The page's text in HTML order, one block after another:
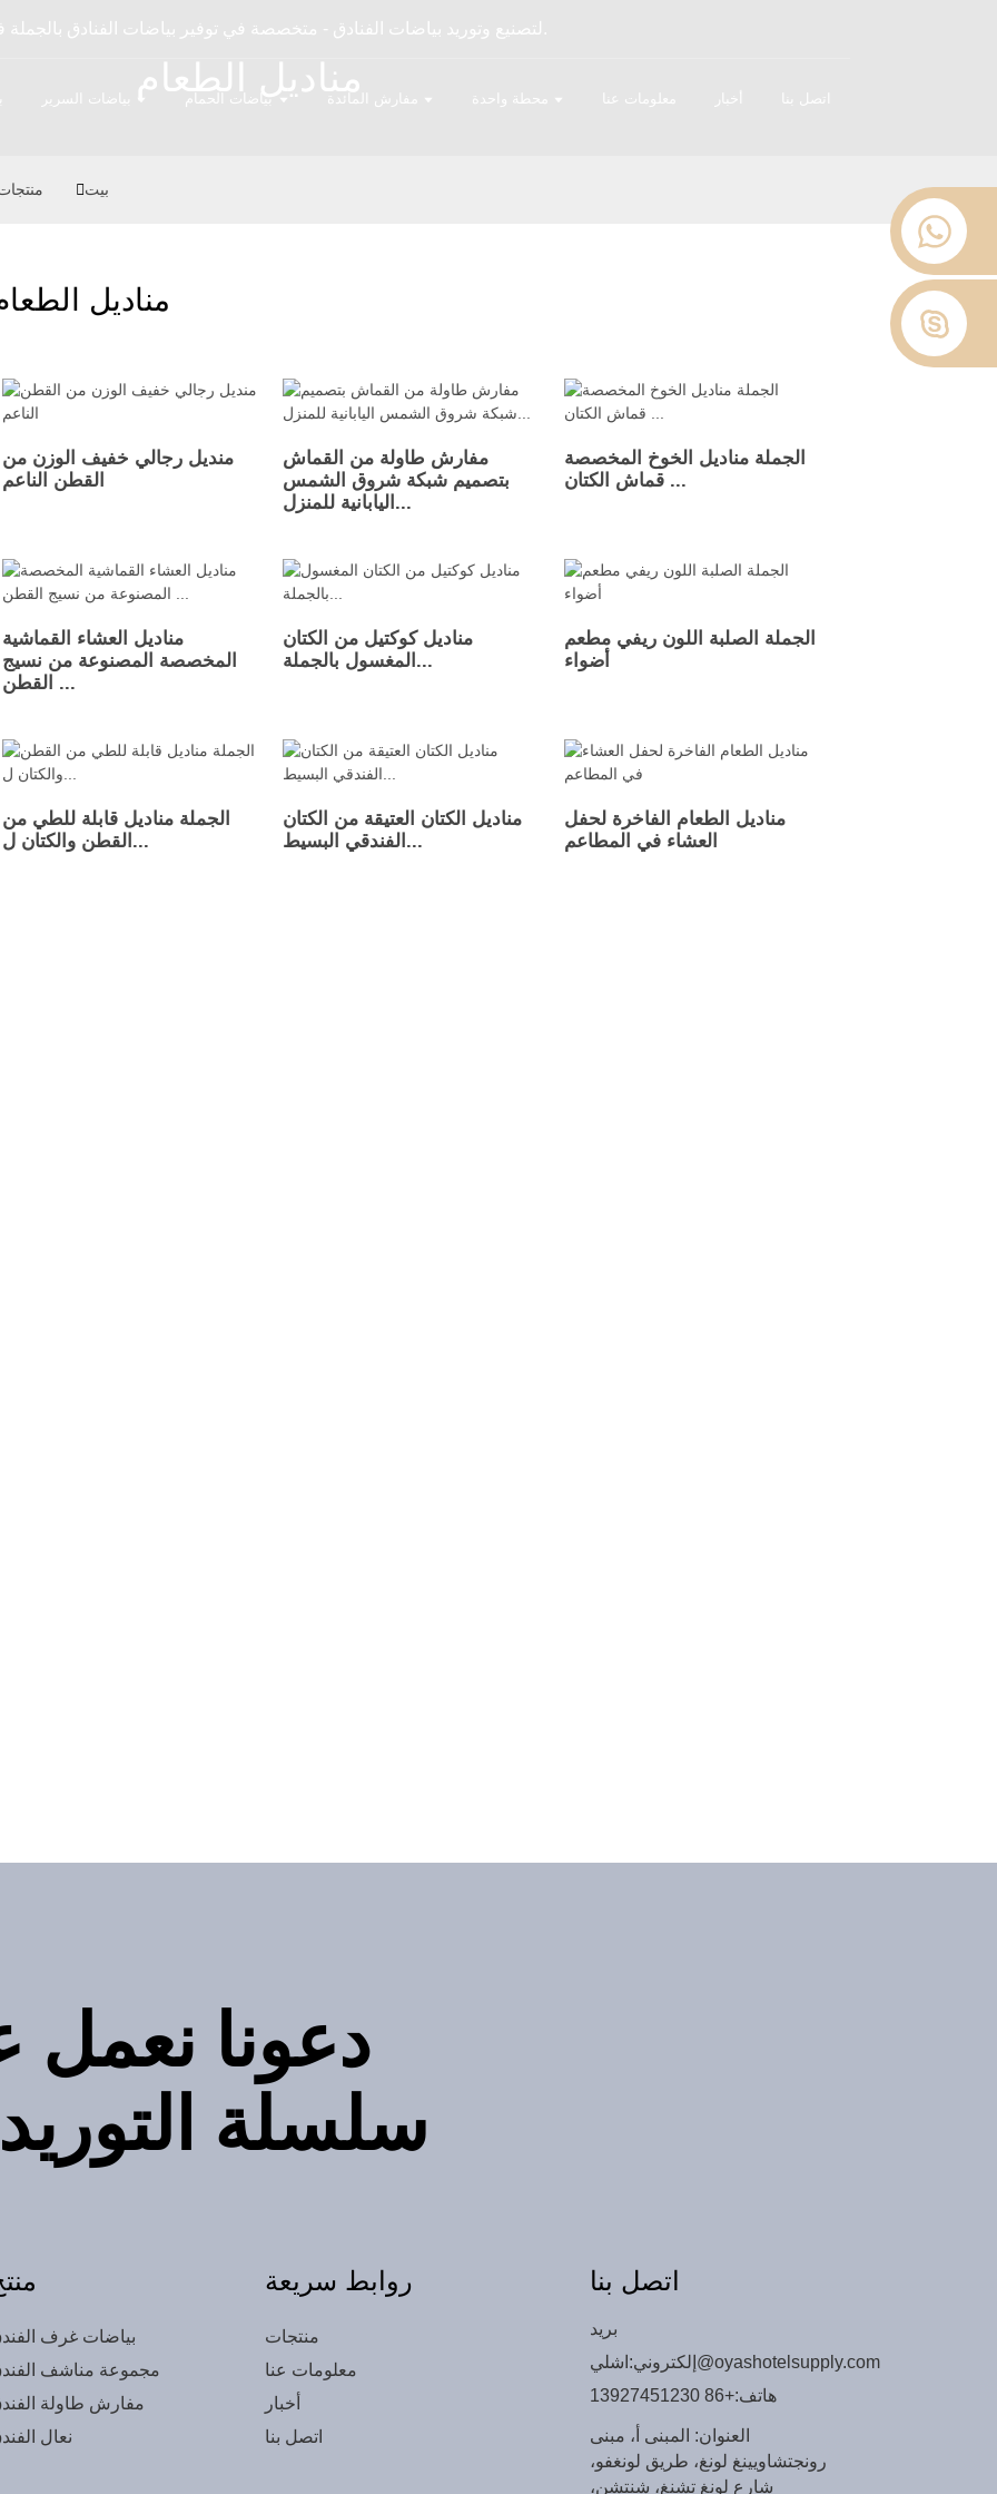
شركة OYAS لتصنيع وتوريد بياضات الفنادق - متخصصة في توفير بياضات الفنادق بالجملة في جميع أنحاء العالم منذ عام 2008.
بياضات السرير بياضات الحمام مفارش المائدة محطة واحدة معلومات عنا أخبار اتصل بنا مناديل الطعام
بيت
مناديل
منديل رجالي خفيف الوزن من
القطن الناعم
مفارش طاولة من القماش
بتصميم شبكة شروق الشمس
اليابانية للمنزل...
الجملة مناديل الخوخ المخصصة
قماش الكتان ...
مناديل العشاء القماشية
المخصصة المصنوعة من نسيج
القطن ...
مناديل كوكتيل من الكتان
المغسول بالجملة...
الجملة الصلبة اللون ريفي مطعم
أضواء
الجملة مناديل قابلة للطي من
القطن والكتان ل...
مناديل الكتان العتيقة من الكتان
الفندقي البسيط...
مناديل الطعام الفاخرة لحفل
العشاء في المطاعم
دعونا
سلسلة
بياضات غرف
مجموعة مناشف
مفارش طاولة
نعال
روابط سريعة
منتجات
معلومات عنا
أخبار
اتصل بنا
اتصل بنا
بريد
إلكتروني: اشلي@oyashotelsupply.com
هاتف:+86 13927451230
العنوان: المبنى أ، مبنى
رونجتشاويينغ لونغ، طريق لونغفو،
شارع لونغ تشنغ، شنتشن،